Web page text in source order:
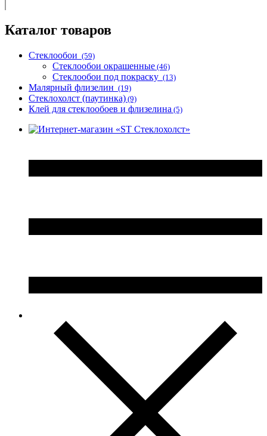
Каталог товаров
Стеклообои (59)
Стеклообои окрашенные (46)
Стеклообои под покраску (13)
Малярный флизелин (19)
Стеклохолст (паутинка) (9)
Клей для стеклообоев и флизелина (5)